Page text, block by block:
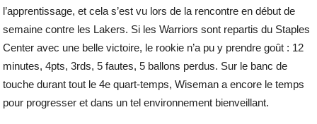
l’apprentissage, et cela s’est vu lors de la rencontre en début de
semaine contre les Lakers. Si les Warriors sont repartis du Staples
Center avec une belle victoire, le rookie n’a pu y prendre goût : 12
minutes, 4pts, 3rds, 5 fautes, 5 ballons perdus. Sur le banc de
touche durant tout le 4e quart-temps, Wiseman a encore le temps
pour progresser et dans un tel environnement bienveillant.